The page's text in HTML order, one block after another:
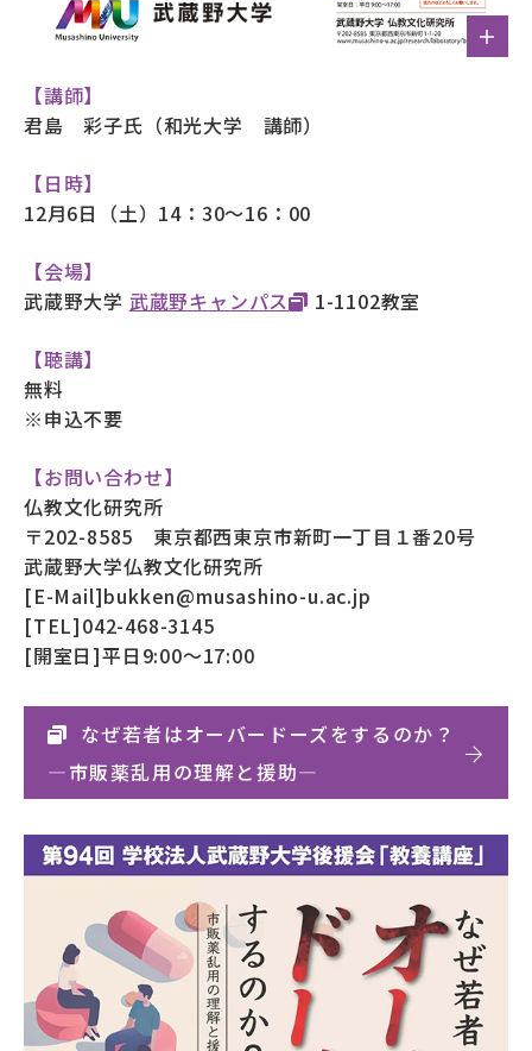
【講師】
君島 彩子氏（和光大学 講師）
【日時】
12月6日（土）14：30～16：00
【会場】
武蔵野大学 武蔵野キャンパス 1-1102教室
【聴講】
無料
※申込不要
【お問い合わせ】
仏教文化研究所
〒202-8585 東京都西東京市新町一丁目１番20号
武蔵野大学仏教文化研究所
[E-Mail]bukken@musashino-u.ac.jp
[TEL]042-468-3145
[開室日]平日9:00～17:00
なぜ若者はオーバードーズをするのか？
―市販薬乱用の理解と援助―